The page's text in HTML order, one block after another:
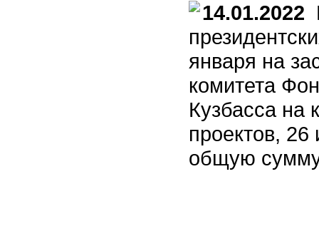
14.01.2022
января на
комитета
Кузбасса на
проектов,
общую